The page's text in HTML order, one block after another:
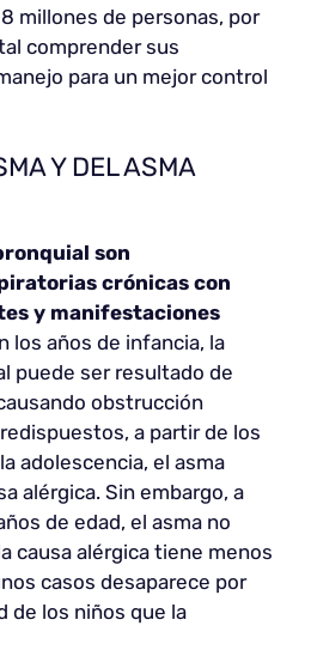
millones de personas, por
comprender sus
para un mejor control
Y DEL ASMA
son
crónicas con
y manifestaciones
los años de infancia, la
puede ser resultado de
obstrucción
a partir de los
adolescencia, el asma
alérgica. Sin embargo, a
de edad, el asma no
causa alérgica tiene menos
casos desaparece por
de los niños que la